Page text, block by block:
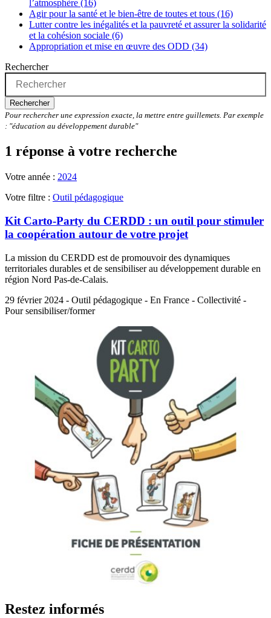
l’atmosphère (16)
Agir pour la santé et le bien-être de toutes et tous (16)
Lutter contre les inégalités et la pauvreté et assurer la solidarité
et la cohésion sociale (6)
Appropriation et mise en œuvre des ODD (34)
Rechercher
Rechercher
Pour rechercher une expression exacte, la mettre entre guillemets. Par exemple
: "éducation au développement durable"
1 réponse à votre recherche
Votre année : 2024
Votre filtre : Outil pédagogique
Kit Carto-Party du CERDD : un outil pour stimuler
la coopération autour de votre projet
La mission du CERDD est de promouvoir des dynamiques
territoriales durables et de sensibiliser au développement durable en
région Nord Pas-de-Calais.
29 février 2024 - Outil pédagogique - En France - Collectivité -
Pour sensibiliser/former
Restez informés